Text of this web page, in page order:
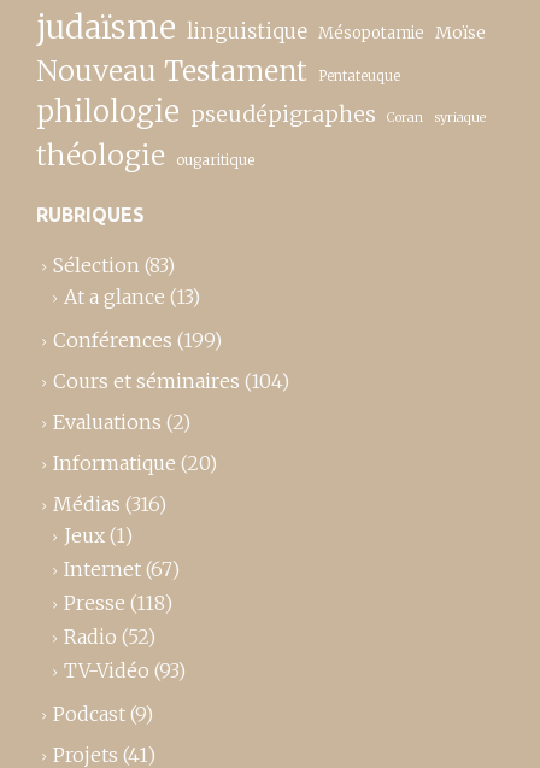
judaïsme linguistique Mésopotamie Moïse
Nouveau Testament Pentateuque
philologie pseudépigraphes Coran syriaque
théologie ougaritique
RUBRIQUES
Sélection (83)
At a glance (13)
Conférences (199)
Cours et séminaires (104)
Evaluations (2)
Informatique (20)
Médias (316)
Jeux (1)
Internet (67)
Presse (118)
Radio (52)
TV-Vidéo (93)
Podcast (9)
Projets (41)